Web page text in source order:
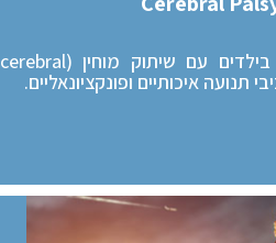
גישה ייחודית לטיפול בילדים עם שיתוק מוחין (cerebral